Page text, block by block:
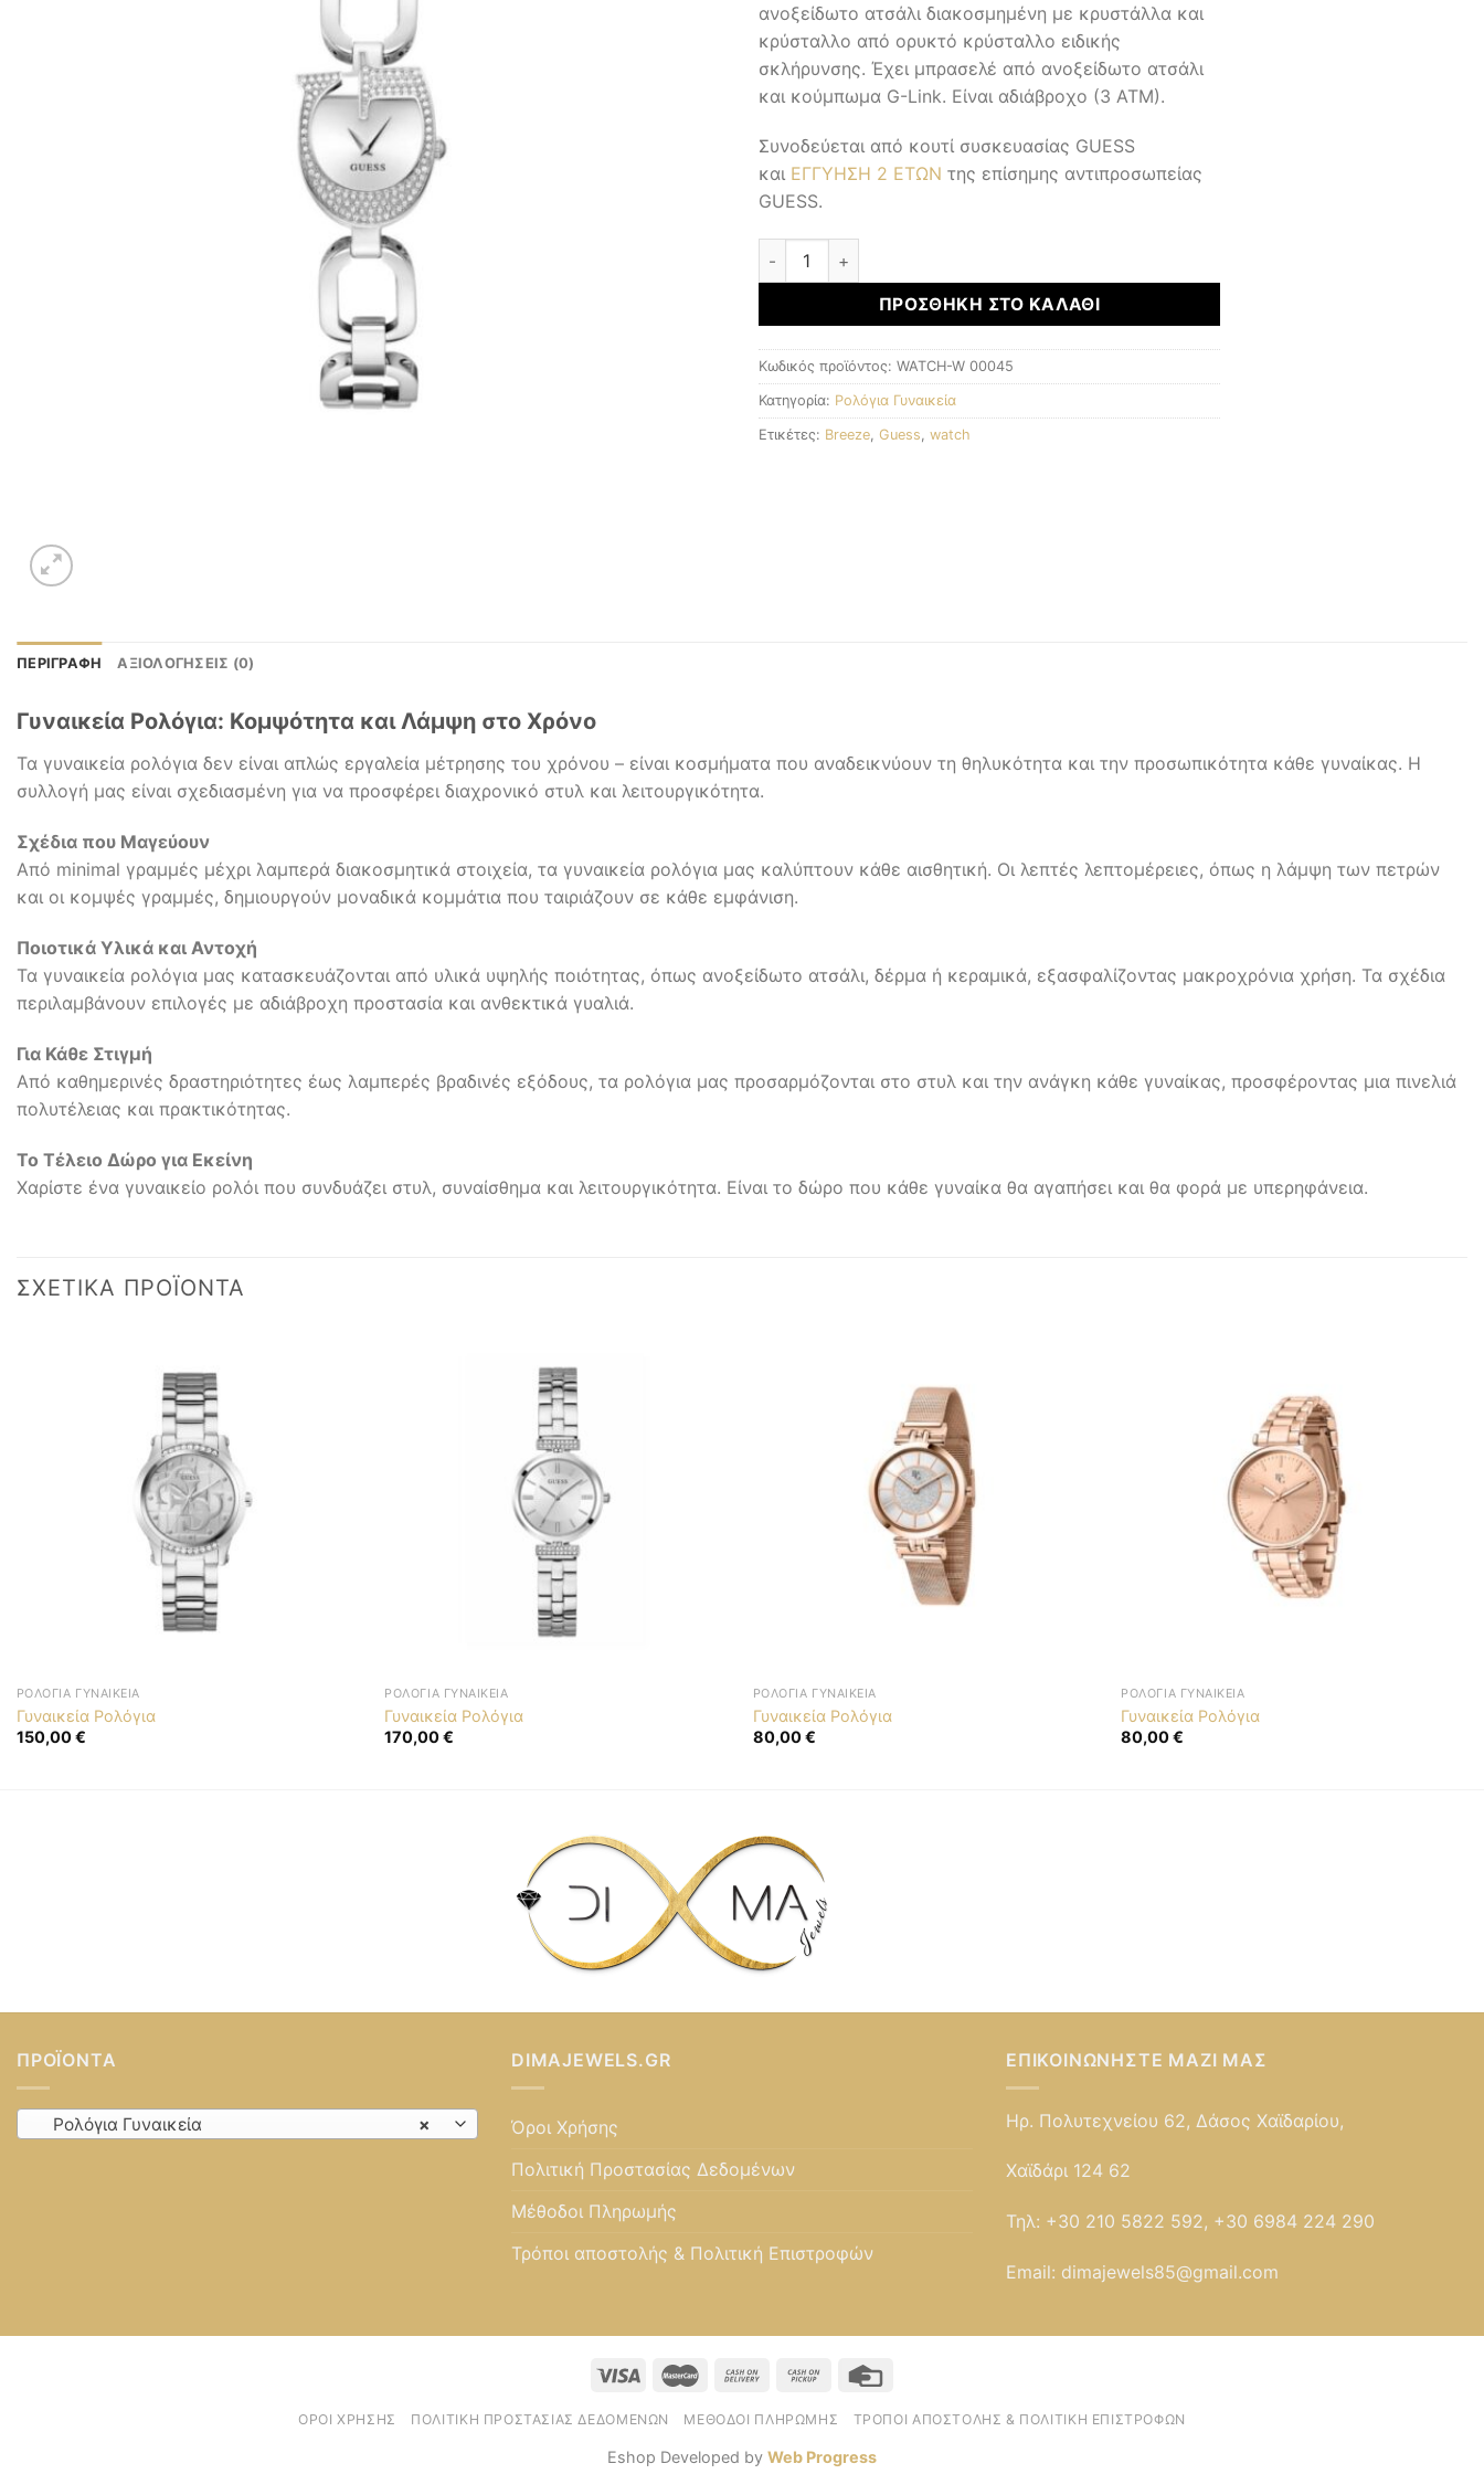
ανοξείδωτο ατσάλι διακοσμημένη με κρυστάλλα και
κρύσταλλο από ορυκτό κρύσταλλο ειδικής
σκλήρυνσης. Έχει μπρασελέ από ανοξείδωτο ατσάλι
και κούμπωμα G-Link. Είναι αδιάβροχο (3 ΑΤΜ).
Συνοδεύεται από κουτί συσκευασίας GUESS
και ΕΓΓΥΗΣΗ 2 ΕΤΩΝ της επίσημης αντιπροσωπείας
GUESS.
Γυναικεία Ρολόγια ποσότητα
ΠΡΟΣΘΉΚΗ ΣΤΟ ΚΑΛΆΘΙ
Κωδικός προϊόντος: WATCH-W 00045
Κατηγορία: Ρολόγια Γυναικεία
Ετικέτες: Breeze, Guess, watch
ΠΕΡΙΓΡΑΦΉ ΑΞΙΟΛΟΓΉΣΕΙΣ (0)
Γυναικεία Ρολόγια: Κομψότητα και Λάμψη στο Χρόνο
Τα γυναικεία ρολόγια δεν είναι απλώς εργαλεία μέτρησης του χρόνου – είναι κοσμήματα που αναδεικνύουν τη θηλυκότητα και την προσωπικότητα κάθε γυναίκας. Η
συλλογή μας είναι σχεδιασμένη για να προσφέρει διαχρονικό στυλ και λειτουργικότητα.
Σχέδια που Μαγεύουν
Από minimal γραμμές μέχρι λαμπερά διακοσμητικά στοιχεία, τα γυναικεία ρολόγια μας καλύπτουν κάθε αισθητική. Οι λεπτές λεπτομέρειες, όπως η λάμψη των πετρών
και οι κομψές γραμμές, δημιουργούν μοναδικά κομμάτια που ταιριάζουν σε κάθε εμφάνιση.
Ποιοτικά Υλικά και Αντοχή
Τα γυναικεία ρολόγια μας κατασκευάζονται από υλικά υψηλής ποιότητας, όπως ανοξείδωτο ατσάλι, δέρμα ή κεραμικά, εξασφαλίζοντας μακροχρόνια χρήση. Τα σχέδια
περιλαμβάνουν επιλογές με αδιάβροχη προστασία και ανθεκτικά γυαλιά.
Για Κάθε Στιγμή
Από καθημερινές δραστηριότητες έως λαμπερές βραδινές εξόδους, τα ρολόγια μας προσαρμόζονται στο στυλ και την ανάγκη κάθε γυναίκας, προσφέροντας μια πινελιά
πολυτέλειας και πρακτικότητας.
Το Τέλειο Δώρο για Εκείνη
Χαρίστε ένα γυναικείο ρολόι που συνδυάζει στυλ, συναίσθημα και λειτουργικότητα. Είναι το δώρο που κάθε γυναίκα θα αγαπήσει και θα φορά με υπερηφάνεια.
ΣΧΕΤΙΚΆ ΠΡΟΪΌΝΤΑ
ΡΟΛΌΓΙΑ ΓΥΝΑΙΚΕΊΑ
Γυναικεία Ρολόγια
150,00€
ΡΟΛΌΓΙΑ ΓΥΝΑΙΚΕΊΑ
Γυναικεία Ρολόγια
170,00€
ΡΟΛΌΓΙΑ ΓΥΝΑΙΚΕΊΑ
Γυναικεία Ρολόγια
80,00€
ΡΟΛΌΓΙΑ ΓΥΝΑΙΚΕΊΑ
Γυναικεία Ρολόγια
80,00€
ΠΡΟΪΌΝΤΑ
×
Ρολόγια Γυναικεία
DIMAJEWELS.GR
Όροι Χρήσης
Πολιτική Προστασίας Δεδομένων
Μέθοδοι Πληρωμής
Τρόποι αποστολής & Πολιτική Επιστροφών
ΕΠΙΚΟΙΝΩΝΉΣΤΕ ΜΑΖΊ ΜΑΣ
Ηρ. Πολυτεχνείου 62, Δάσος Χαϊδαρίου,
Χαϊδάρι 124 62
Τηλ: +30 210 5822 592, +30 6984 224 290
Email: dimajewels85@gmail.com
ΌΡΟΙ ΧΡΉΣΗΣ ΠΟΛΙΤΙΚΉ ΠΡΟΣΤΑΣΊΑΣ ΔΕΔΟΜΈΝΩΝ ΜΈΘΟΔΟΙ ΠΛΗΡΩΜΉΣ ΤΡΌΠΟΙ ΑΠΟΣΤΟΛΉΣ & ΠΟΛΙΤΙΚΉ ΕΠΙΣΤΡΟΦΏΝ
Eshop Developed by Web Progress